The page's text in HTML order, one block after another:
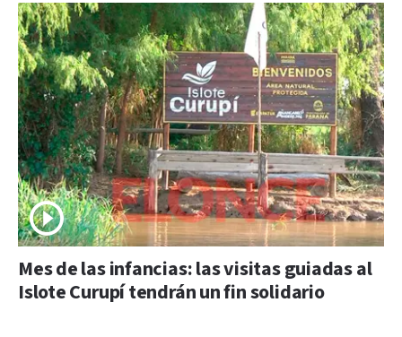
Mes de las infancias: las visitas guiadas al
Islote Curupí tendrán un fin solidario